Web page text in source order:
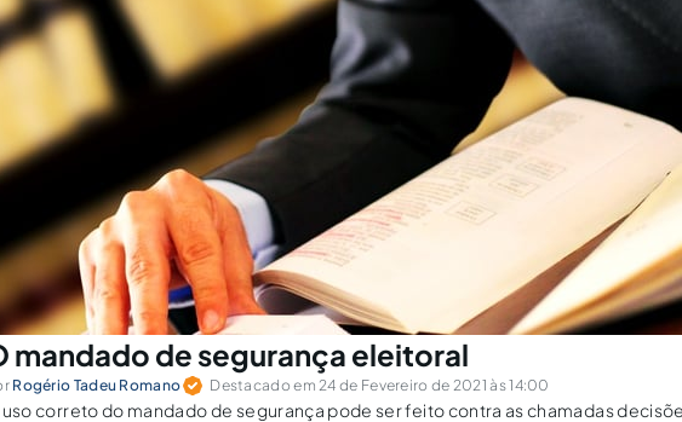
mandado de segurança eleitoral
Rogério Tadeu Romano Destacado em 24 de Fevereiro de 2021 às 14:00
uso correto do mandado de segurança pode ser feito contra as chamadas